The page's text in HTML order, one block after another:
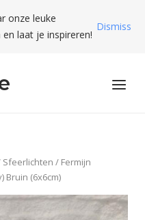
onze leuke
laat je inspireren!
Dismiss
Menu
Sfeerlichten / Fermijn
Bruin (6x6cm)